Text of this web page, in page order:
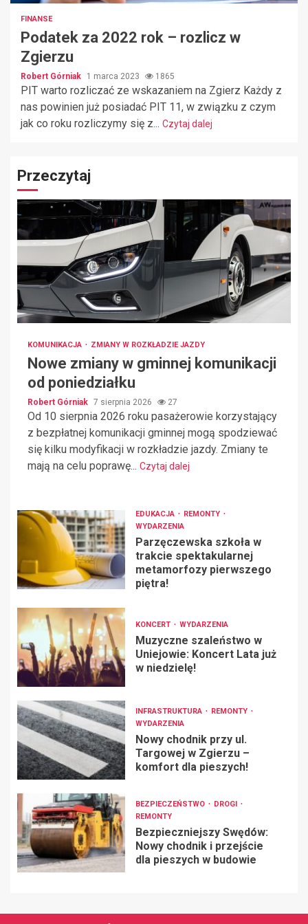
FINANSE
Podatek za 2022 rok – rozlicz w
Zgierzu
Robert Górniak 1 marca 2023 1865
PIT warto rozliczać ze wskazaniem na Zgierz Każdy z
nas powinien już posiadać PIT 11, w związku z czym
jak co roku rozliczymy się z... Czytaj dalej
Przeczytaj
KOMUNIKACJA ZMIANY W ROZKŁADZIE JAZDY
Nowe zmiany w gminnej komunikacji
od poniedziałku
Robert Górniak 7 sierpnia 2026 27
Od 10 sierpnia 2026 roku pasażerowie korzystający
z bezpłatnej komunikacji gminnej mogą spodziewać
się kilku modyfikacji w rozkładzie jazdy. Zmiany te
mają na celu poprawę... Czytaj dalej
EDUKACJA
REMONTY
WYDARZENIA
Parzęczewska szkoła w
trakcie spektakularnej
metamorfozy pierwszego
piętra!
KONCERT WYDARZENIA
Muzyczne szaleństwo w
Uniejowie: Koncert Lata już
w niedzielę!
INFRASTRUKTURA
REMONTY
WYDARZENIA
Nowy chodnik przy ul.
Targowej w Zgierzu –
komfort dla pieszych!
BEZPIECZEŃSTWO
DROGI
REMONTY
Bezpieczniejszy Swędów:
Nowy chodnik i przejście
dla pieszych w budowie